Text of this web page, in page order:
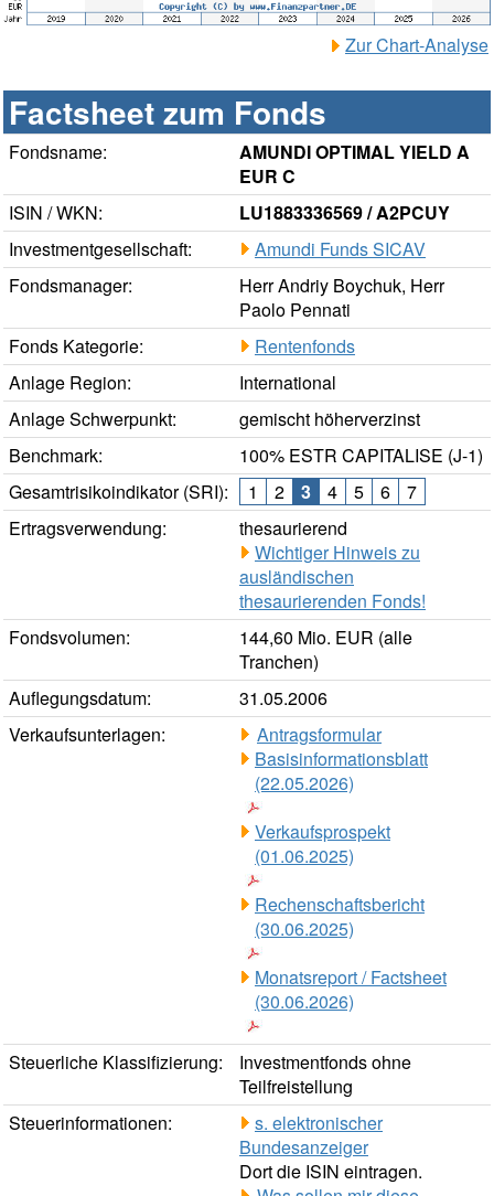
Zur Chart-Analyse
Factsheet zum Fonds
Fondsname:
AMUNDI OPTIMAL YIELD A
EUR C
ISIN / WKN:
LU1883336569 / A2PCUY
Investmentgesellschaft:
Amundi Funds SICAV
Fondsmanager:
Herr Andriy Boychuk, Herr
Paolo Pennati
Fonds Kategorie:
Rentenfonds
Anlage Region:
International
Anlage Schwerpunkt:
gemischt höherverzinst
Benchmark:
100% ESTR CAPITALISE (J-1)
Gesamtrisikoindikator (SRI):
1 2 3 4 5 6
7
Ertragsverwendung:
thesaurierend
Wichtiger Hinweis zu
ausländischen
thesaurierenden Fonds!
Fondsvolumen:
144,60 Mio. EUR (alle
Tranchen)
Auflegungsdatum:
31.05.2006
Verkaufsunterlagen:
Antragsformular
Basisinformationsblatt
(22.05.2026)
Verkaufsprospekt
(01.06.2025)
Rechenschaftsbericht
(30.06.2025)
Monatsreport / Factsheet
(30.06.2026)
Steuerliche Klassifizierung:
Investmentfonds ohne
Teilfreistellung
Steuerinformationen:
s. elektronischer
Bundesanzeiger
Dort die ISIN eintragen.